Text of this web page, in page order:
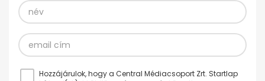
Hozzájárulok, hogy a Central Médiacsoport Zrt. Startlap